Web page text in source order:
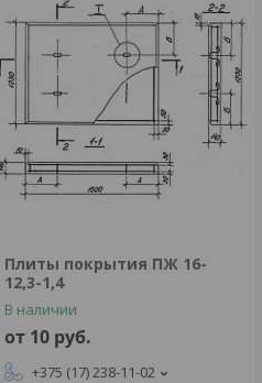
Плиты покрытия ПЖ 16-
12,3-1,4
В наличии
от 10 руб.
+375 (17) 238-11-02